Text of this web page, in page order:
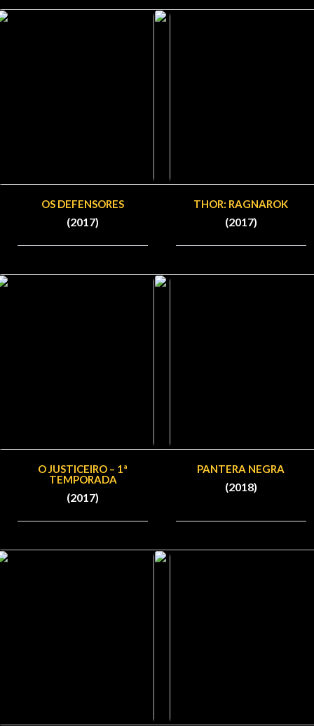
OS DEFENSORES
(2017)
THOR: RAGNAROK
(2017)
O JUSTICEIRO – 1ª
TEMPORADA
(2017)
PANTERA NEGRA
(2018)